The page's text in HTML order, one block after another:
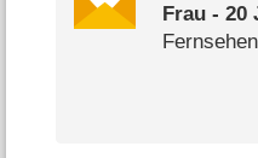
Frau - 20